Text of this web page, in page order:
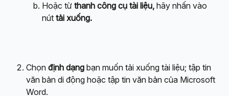
Hoặc từ thanh công cụ tài liệu, hãy nhấn vào
nút tải xuống.
Chọn định dạng bạn muốn tải xuống tài liệu; tập tin
văn bản di động hoặc tập tin văn bản của Microsoft
Word.